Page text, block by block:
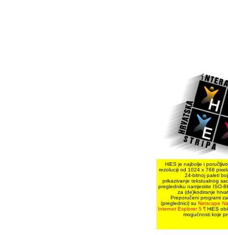
HiES je najbolje i
rezoluciji od 1024 x 768
24-bitnoj paleti
prikazivanje tekstualnog
pregledniku namjestite ISO-
za (de)kodiranje
Preporučeni programi
(preglednici) su Netscape
Internet Explorer 5 ¶HiES
mogućnosti koje